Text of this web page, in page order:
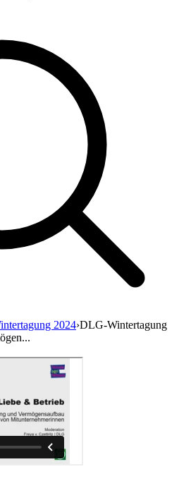
2024›DLG-Wintertagung